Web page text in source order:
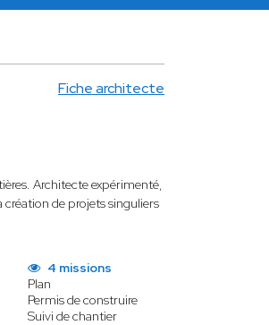
Fiche architecte
Architecte expérimenté,
de projets singuliers
4 missions
Plan
Permis de construire
Suivi de chantier